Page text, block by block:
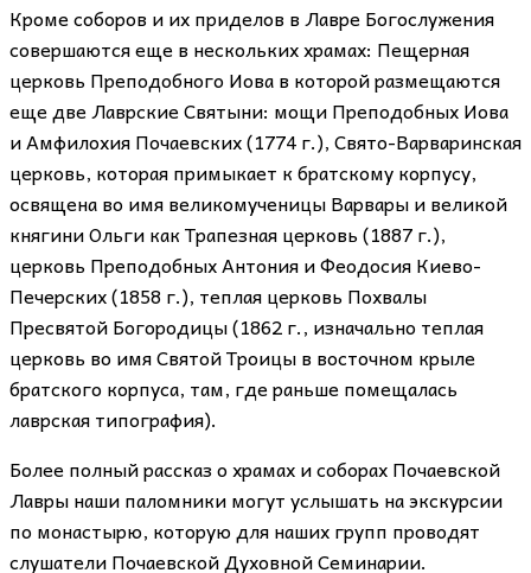
Кроме соборов и их приделов в Лавре Богослужения
совершаются еще в нескольких храмах: Пещерная
церковь Преподобного Иова в которой размещаются
еще две Лаврские Святыни: мощи Преподобных Иова
и Амфилохия Почаевских (1774 г.), Свято-Варваринская
церковь, которая примыкает к братскому корпусу,
освящена во имя великомученицы Варвары и великой
княгини Ольги как Трапезная церковь (1887 г.),
церковь Преподобных Антония и Феодосия Киево-
Печерских (1858 г.), теплая церковь Похвалы
Пресвятой Богородицы (1862 г., изначально теплая
церковь во имя Святой Троицы в восточном крыле
братского корпуса, там, где раньше помещалась
лаврская типография).
Более полный рассказ о храмах и соборах Почаевской
Лавры наши паломники могут услышать на экскурсии
по монастырю, которую для наших групп проводят
слушатели Почаевской Духовной Семинарии.